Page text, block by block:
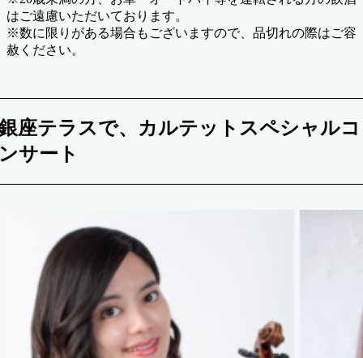
はご遠慮いただいております。
※数に限りがある場合もございますので、品切れの際はご容
赦ください。
座テラスで、カルテットスペシャルコ
サート